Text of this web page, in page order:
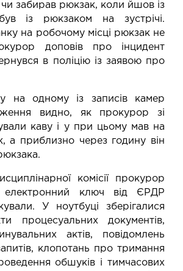
чи забирав рюкзак, коли йшов із
із рюкзаком на зустрічі.
на робочому місці рюкзак не
доповів про інцидент
в поліцію із заявою про
на одному із записів камер
видно, як прокурор зі
каву і у при цьому мав на
а приблизно через годину він
комісії прокурор
ключ від ЄРДР
У ноутбуці зберігалися
процесуальних документів,
актів, повідомлень
клопотань про тримання
обшуків і тимчасових